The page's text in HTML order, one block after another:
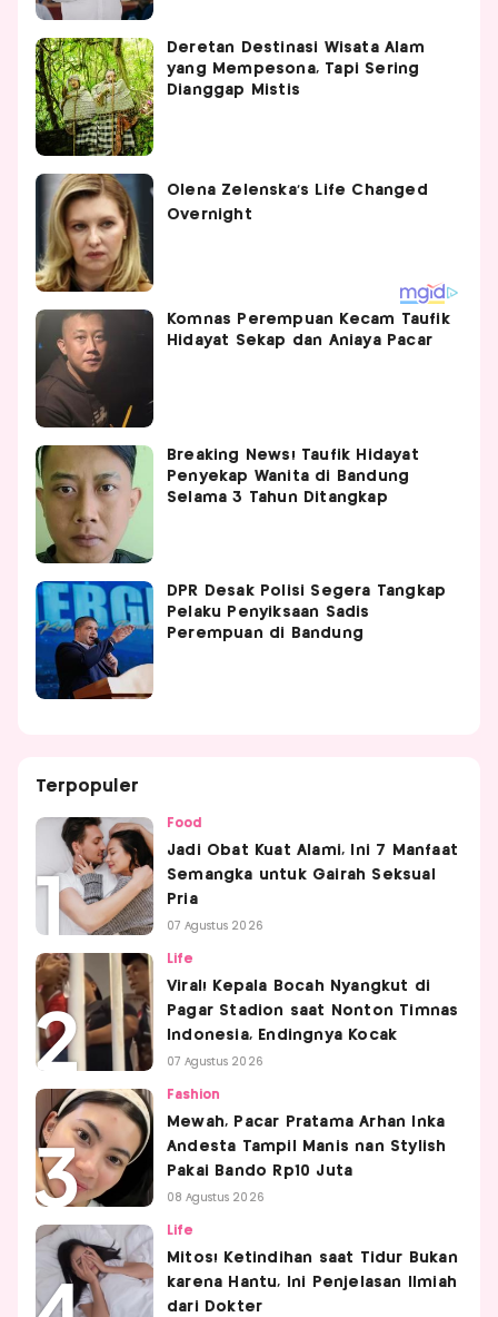
Deretan Destinasi Wisata Alam
yang Mempesona, Tapi Sering
Dianggap Mistis
Komnas Perempuan Kecam Taufik
Hidayat Sekap dan Aniaya Pacar
Breaking News! Taufik Hidayat
Penyekap Wanita di Bandung
Selama 3 Tahun Ditangkap
DPR Desak Polisi Segera Tangkap
Pelaku Penyiksaan Sadis
Perempuan di Bandung
Terpopuler
Food
Jadi Obat Kuat Alami, Ini 7 Manfaat
Semangka untuk Gairah Seksual
Pria
07 Agustus 2026
Life
Viral! Kepala Bocah Nyangkut di
Pagar Stadion saat Nonton Timnas
Indonesia, Endingnya Kocak
07 Agustus 2026
Fashion
Mewah, Pacar Pratama Arhan Inka
Andesta Tampil Manis nan Stylish
Pakai Bando Rp10 Juta
08 Agustus 2026
Life
Mitos! Ketindihan saat Tidur Bukan
karena Hantu, Ini Penjelasan Ilmiah
dari Dokter